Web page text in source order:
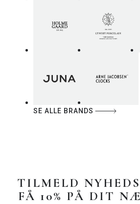
SE ALLE BRANDS
TILMELD
FÅ 10% PÅ DIT